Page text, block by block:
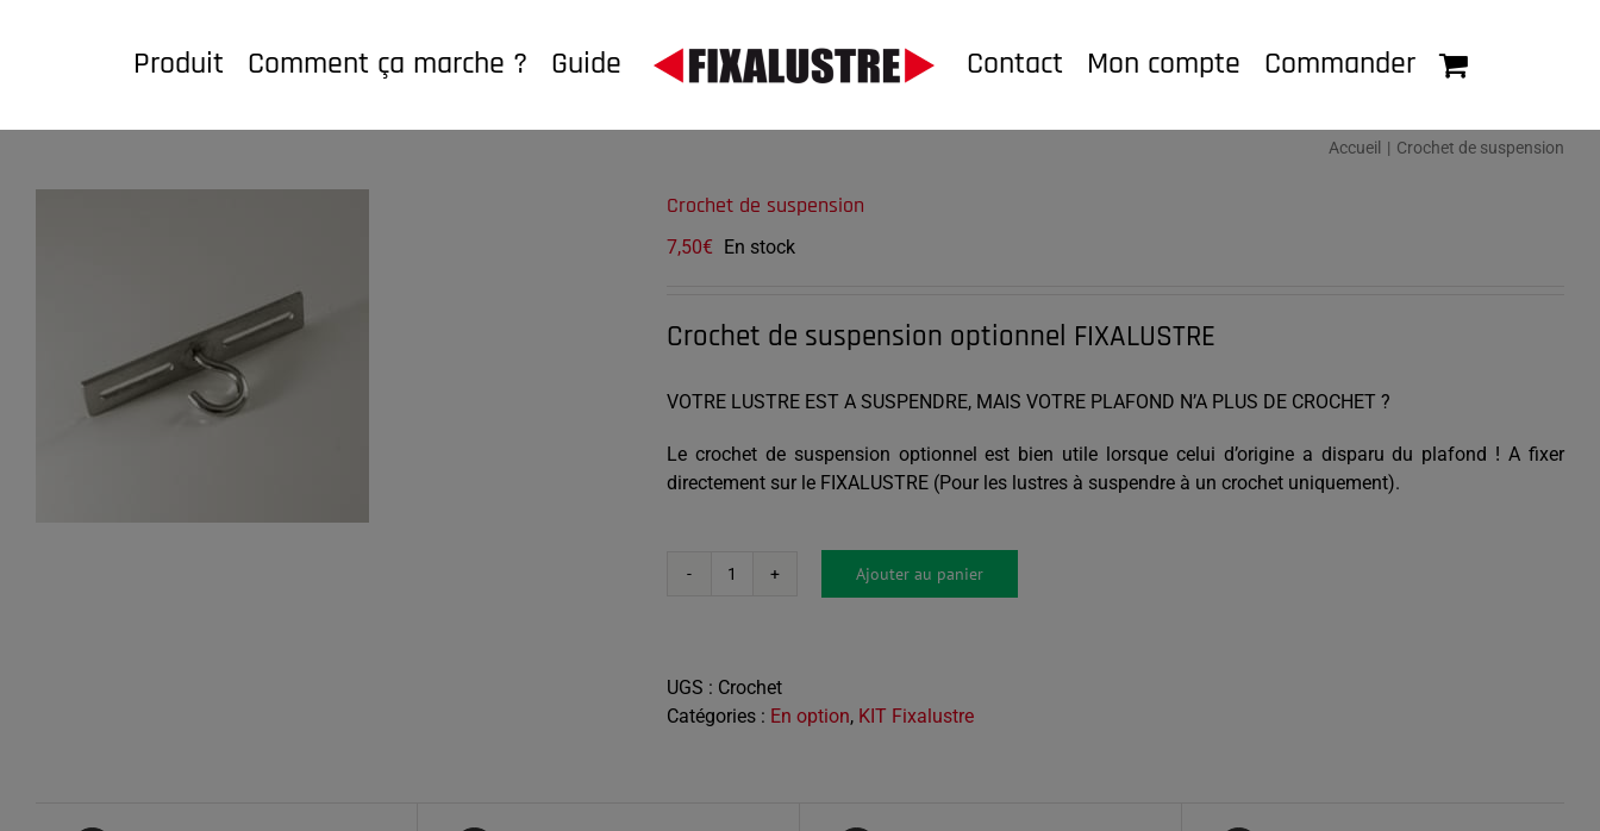
Produit Comment ça marche ? Guide Contact Mon compte Commander
Accueil Crochet de suspension
Crochet de suspension
7,50€ En stock
Crochet de suspension optionnel FIXALUSTRE
VOTRE LUSTRE EST A SUSPENDRE, MAIS VOTRE PLAFOND N’A PLUS DE CROCHET ?
Le crochet de suspension optionnel est bien utile lorsque celui d’origine a disparu du plafond ! A fixer
directement sur le FIXALUSTRE (Pour les lustres à suspendre à un crochet uniquement).
quantité
suspension
Ajouter au panier
UGS : Crochet
Catégories : En option, KIT Fixalustre